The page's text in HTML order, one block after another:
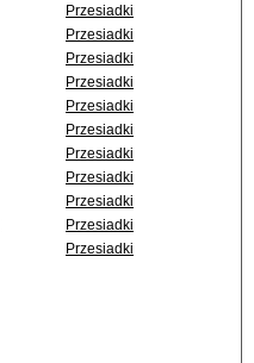
Przesiadki
Przesiadki
Przesiadki
Przesiadki
Przesiadki
Przesiadki
Przesiadki
Przesiadki
Przesiadki
Przesiadki
Przesiadki